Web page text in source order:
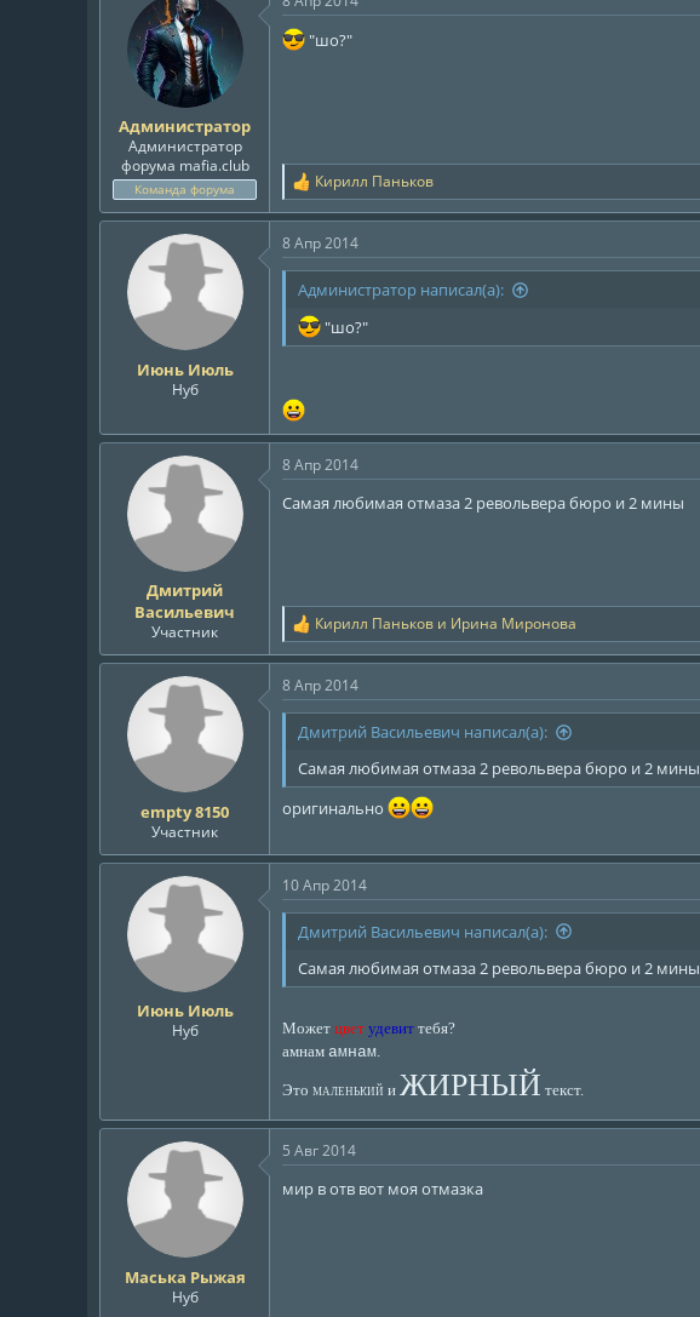
Администратор
Администратор
форума mafia.club
Команда форума
"шо?"
Р
е
а
к
ц
и
Кирилл Паньков
Июнь Июль
Нуб
8 Апр 2014
Администратор написал(а):
"шо?"
Дмитрий
Васильевич
Участник
8 Апр 2014
Самая любимая отмаза 2 револьвера бюро и 2 мины
Р
е
а
к
ц
Кирилл Паньков и Ирина Миронова
empty 8150
Участник
8 Апр 2014
Дмитрий Васильевич написал(а):
Самая любимая отмаза 2 револьвера бюро и 2 мины
оригинально
Июнь Июль
Нуб
10 Апр 2014
Дмитрий Васильевич написал(а):
Самая любимая отмаза 2 револьвера бюро и 2 мины
Может цвет удевит тебя?
амнам амнам.
Это МАЛЕНЬКИЙ и ЖИРНЫЙ текст.
Маська Рыжая
Нуб
5 Авг 2014
мир в отв вот моя отмазка